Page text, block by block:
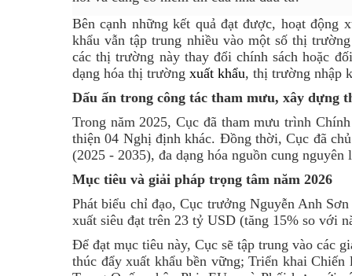
Bên cạnh những kết quả đạt được, hoạt động
khẩu vẫn tập trung nhiều vào một số thị
các thị trường này thay đổi chính sách hoặc
dạng hóa thị trường xuất khẩu, thị trường nhập
Dấu ấn trong công tác tham mưu, xây dựng
Trong năm 2025, Cục đã tham mưu trình
thiện 04 Nghị định khác. Đồng thời, Cục đã
(2025 - 2035), đa dạng hóa nguồn cung
Mục tiêu và giải pháp trọng tâm năm 2026
Phát biểu chỉ đạo, Cục trưởng Nguyễn Anh
xuất siêu đạt trên 23 tỷ USD (tăng 15% so với
Để đạt mục tiêu này, Cục sẽ tập trung vào các
thúc đẩy xuất khẩu bền vững; Triển khai